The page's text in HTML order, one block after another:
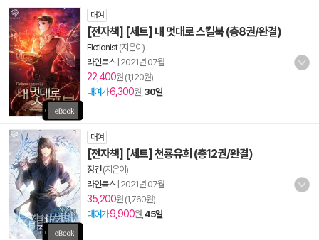
대여
[전자책] [세트] 내 멋대로 스킬북 (총8권/완결)
Fictionist(지은이)
라인북스| 2021년 07월
22,400원 (1,120원)
대여가6,300원, 30일
대여
[전자책] [세트] 천룡유희 (총12권/완결)
정건(지은이)
라인북스| 2021년 07월
35,200원 (1,760원)
대여가9,900원, 45일